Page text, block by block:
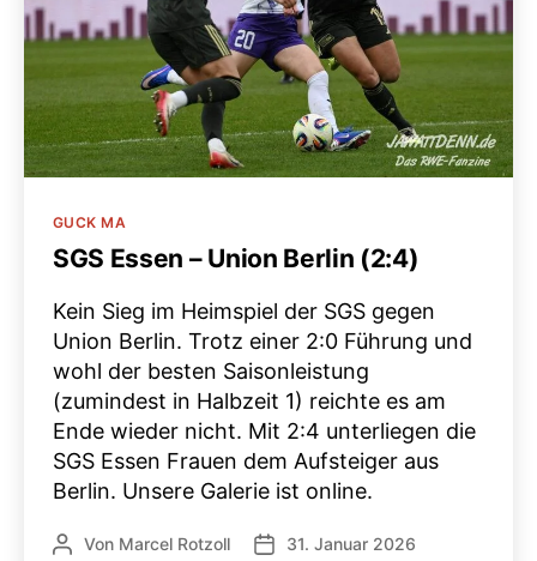
Kategorien
GUCK MA
SGS Essen – Union Berlin (2:4)
Kein Sieg im Heimspiel der SGS gegen
Union Berlin. Trotz einer 2:0 Führung und
wohl der besten Saisonleistung
(zumindest in Halbzeit 1) reichte es am
Ende wieder nicht. Mit 2:4 unterliegen die
SGS Essen Frauen dem Aufsteiger aus
Berlin. Unsere Galerie ist online.
Beitragsautor
Von Marcel Rotzoll Veröffentlichungsdatum
31. Januar 2026